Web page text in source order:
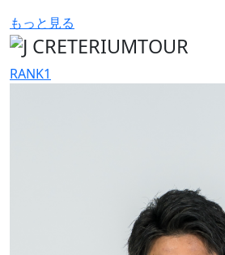
もっと見る
RANK1